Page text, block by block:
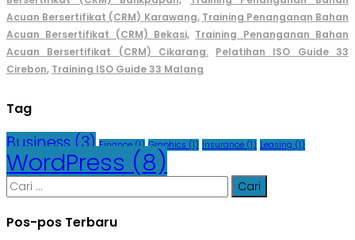
Acuan Bersertifikat (CRM) Karawang, Training Penanganan Bahan
Acuan Bersertifikat (CRM) Bekasi, Training Penanganan Bahan
Acuan Bersertifikat (CRM) Cikarang. Pelatihan ISO Guide 33
Cirebon, Training ISO Guide 33 Malang
Tag
Business (3) Finance (1) Graphics (1) Insurance (1) Leasing (1)
WordPress (8)
Cari
untuk:
Pos-pos Terbaru